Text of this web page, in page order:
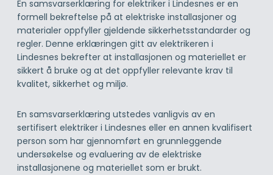
En samsvarserklæring for elektriker i Lindesnes er en
formell bekreftelse på at elektriske installasjoner og
materialer oppfyller gjeldende sikkerhetsstandarder og
regler. Denne erklæringen gitt av elektrikeren i
Lindesnes bekrefter at installasjonen og materiellet er
sikkert å bruke og at det oppfyller relevante krav til
kvalitet, sikkerhet og miljø.
En samsvarserklæring utstedes vanligvis av en
sertifisert elektriker i Lindesnes eller en annen kvalifisert
person som har gjennomført en grunnleggende
undersøkelse og evaluering av de elektriske
installasjonene og materiellet som er brukt.